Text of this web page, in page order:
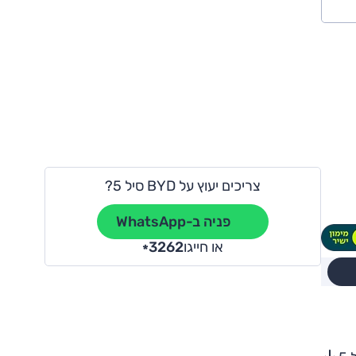
צריכים יעוץ על BYD סיל 5?
פניה ב-WhatsApp
או חייגו
*3262